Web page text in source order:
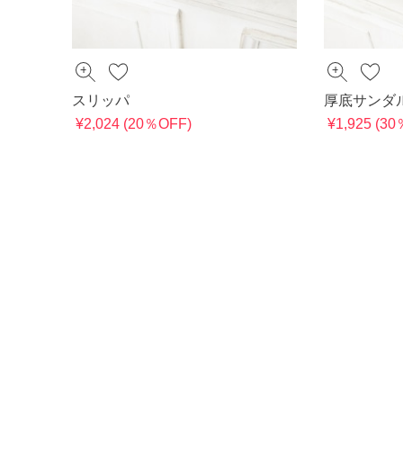
スリッパ
¥2,024 (20％OFF)
厚底サンダ
¥1,925 (30